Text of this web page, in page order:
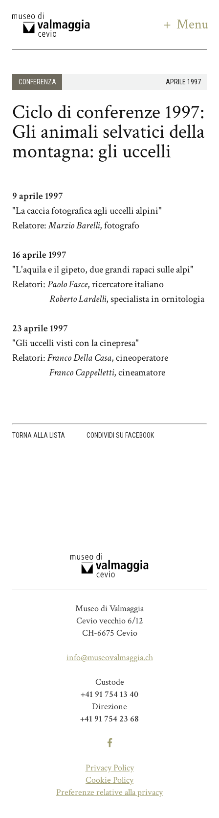
Menu
CONFERENZA APRILE 1997
Ciclo di conferenze 1997:
Gli animali selvatici della
montagna: gli uccelli
9 aprile 1997
"La caccia fotografica agli uccelli alpini"
Relatore:Marzio Barelli, fotografo
16 aprile 1997
"L'aquila e il gipeto, due grandi rapaci sulle alpi"
Relatori:Paolo Fasce, ricercatore italiano
Roberto Lardelli, specialista in ornitologia
23 aprile 1997
"Gli uccelli visti con la cinepresa"
Relatori:Franco Della Casa, cineoperatore
Franco Cappelletti, cineamatore
TORNA ALLA LISTA CONDIVIDI SU FACEBOOK
Museo di Valmaggia
Cevio vecchio 6/12
CH-6675 Cevio
info@museovalmaggia.ch
Custode
+41 91 754 13 40
Direzione
+41 91 754 23 68
Privacy Policy
Cookie Policy
Preferenze relative alla privacy